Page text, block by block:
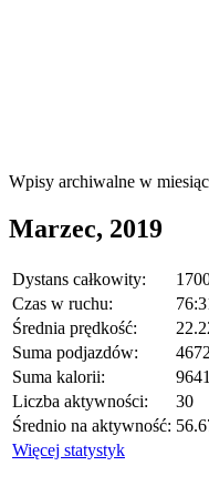
Wpisy archiwalne w
Marzec, 2019
Dystans całkowity:
Czas w ruchu:
Średnia prędkość:
Suma podjazdów:
Suma kalorii:
Liczba aktywności:
30
Średnio na aktywność:
Więcej statystyk